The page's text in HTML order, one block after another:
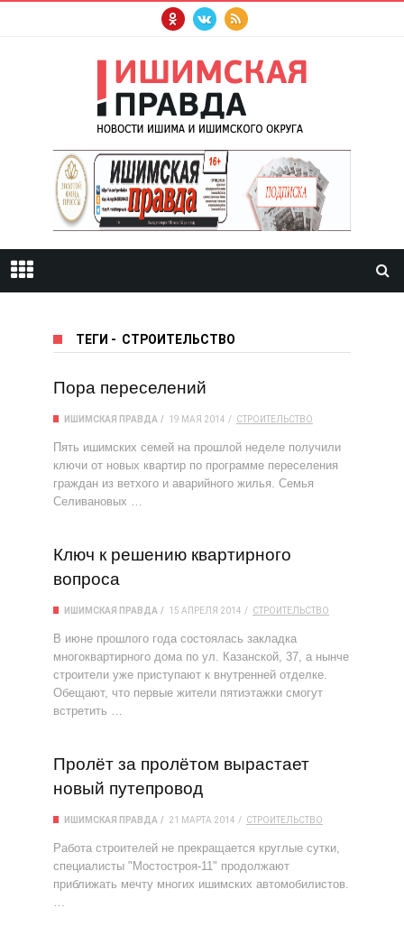
ТЕГИ - СТРОИТЕЛЬСТВО
Пора переселений
ИШИМСКАЯ ПРАВДА 19 МАЯ 2014 СТРОИТЕЛЬСТВО
Пять ишимских семей на прошлой неделе получили
ключи от новых квартир по программе переселения
граждан из ветхого и аварийного жилья. Семья
Селивановых …
Ключ к решению квартирного
вопроса
ИШИМСКАЯ ПРАВДА 15 АПРЕЛЯ 2014 СТРОИТЕЛЬСТВО
В июне прошлого года состоялась закладка
многоквартирного дома по ул. Казанской, 37, а нынче
строители уже приступают к внутренней отделке.
Обещают, что первые жители пятиэтажки смогут
встретить …
Пролёт за пролётом вырастает
новый путепровод
ИШИМСКАЯ ПРАВДА 21 МАРТА 2014 СТРОИТЕЛЬСТВО
Работа строителей не прекращается круглые сутки,
специалисты "Мостостроя-11" продолжают
приближать мечту многих ишимских автомобилистов.
…